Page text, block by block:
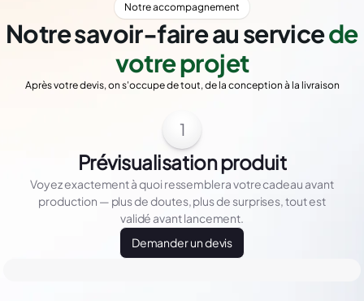
Notre accompagnement
Notre savoir-faire au servicede
votre projet
Après votre devis, on s'occupe de tout, de la conception à la livraison
1
Prévisualisation produit
Voyez exactement à quoi ressemblera votre cadeau avant
production — plus de doutes, plus de surprises, tout est
validé avant lancement.
Demander un devis